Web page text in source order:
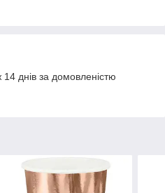
днів за домовленістю